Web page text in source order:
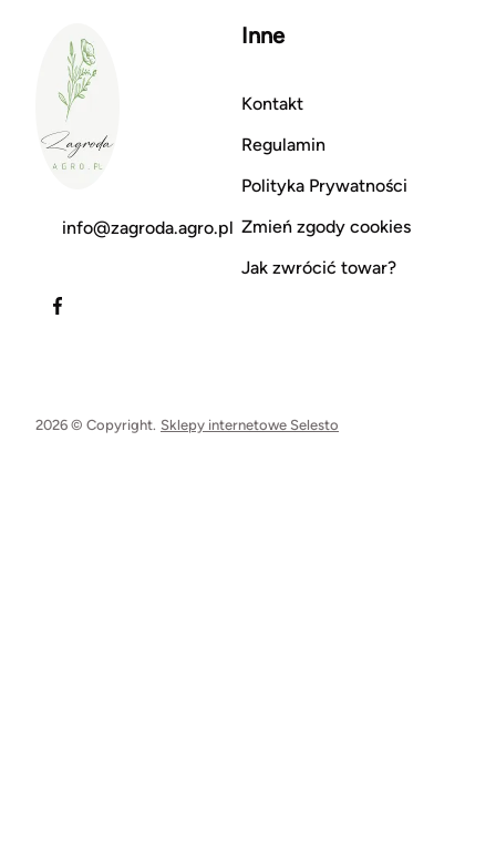
info@zagroda.agro.pl
Inne
Kontakt
Regulamin
Polityka Prywatności
Zmień zgody cookies
Jak zwrócić towar?
2026 © Copyright. Sklepy internetowe Selesto